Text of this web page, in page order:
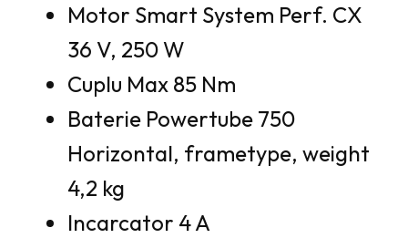
Motor Smart System Perf. CX
36 V, 250 W
Cuplu Max 85 Nm
Baterie Powertube 750
Horizontal, frametype, weight
4,2 kg
Incarcator 4 A